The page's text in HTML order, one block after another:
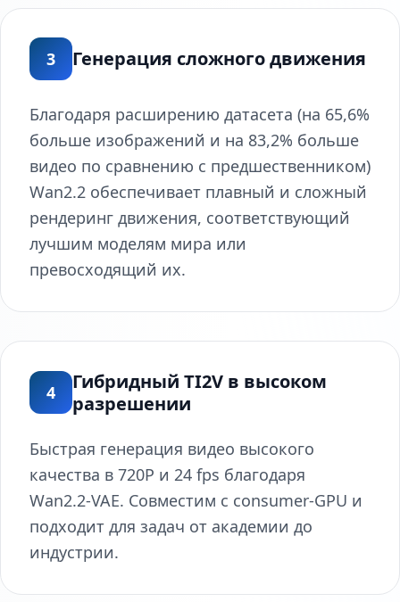
3 Генерация сложного движения
Благодаря расширению датасета (на 65,6%
больше изображений и на 83,2% больше
видео по сравнению с предшественником)
Wan2.2 обеспечивает плавный и сложный
рендеринг движения, соответствующий
лучшим моделям мира или
превосходящий их.
4
Гибридный TI2V в высоком
разрешении
Быстрая генерация видео высокого
качества в 720P и 24 fps благодаря
Wan2.2-VAE. Совместим с consumer‑GPU и
подходит для задач от академии до
индустрии.